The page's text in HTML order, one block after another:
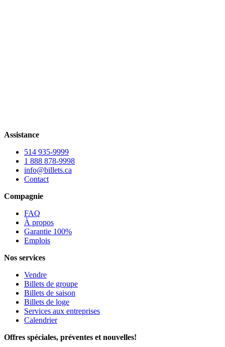
Assistance
514 935-9999
1 888 878-9998
info@billets.ca
Contact
Compagnie
FAQ
À propos
Garantie 100%
Emplois
Nos services
Vendre
Billets de groupe
Billets de saison
Billets de loge
Services aux entreprises
Calendrier
Offres spéciales, préventes et nouvelles!